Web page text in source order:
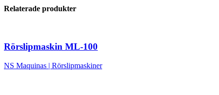
Relaterade produkter
Rörslipmaskin ML-100
NS Maquinas | Rörslipmaskiner